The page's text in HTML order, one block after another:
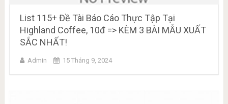
List 115+ Đề Tài Báo Cáo Thực Tập Tại
Highland Coffee, 10đ => KÈM 3 BÀI MẪU XUẤT
SẮC NHẤT!
Admin 15 Tháng 9, 2024